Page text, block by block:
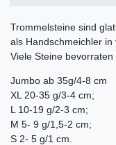
Trommelsteine sind
als Handschmeichler
Viele Steine
Jumbo ab 35g/4-8 cm
XL 20-35 g/3-4 cm;
L 10-19 g/2-3 cm;
M 5- 9 g/1,5-2 cm;
S 2- 5 g/1 cm.